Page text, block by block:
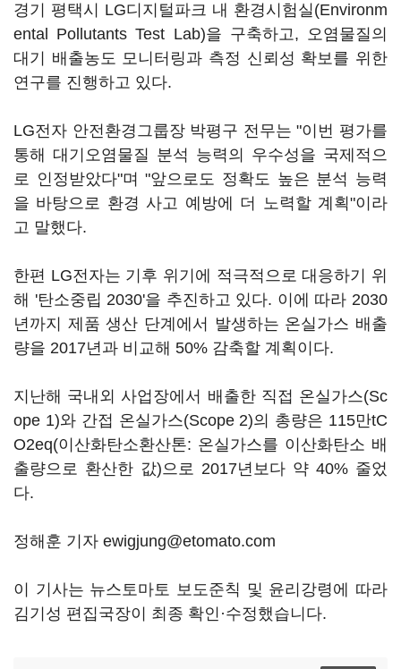
경기 평택시 LG디지털파크 내 환경시험실(Environm
ental Pollutants Test Lab)을 구축하고, 오염물질의
대기 배출농도 모니터링과 측정 신뢰성 확보를 위한
연구를 진행하고 있다.
LG전자 안전환경그룹장 박평구 전무는 "이번 평가를
통해 대기오염물질 분석 능력의 우수성을 국제적으
로 인정받았다"며 "앞으로도 정확도 높은 분석 능력
을 바탕으로 환경 사고 예방에 더 노력할 계획"이라
고 말했다.
한편 LG전자는 기후 위기에 적극적으로 대응하기 위
해 '탄소중립 2030'을 추진하고 있다. 이에 따라 2030
년까지 제품 생산 단계에서 발생하는 온실가스 배출
량을 2017년과 비교해 50% 감축할 계획이다.
지난해 국내외 사업장에서 배출한 직접 온실가스(Sc
ope 1)와 간접 온실가스(Scope 2)의 총량은 115만tC
O2eq(이산화탄소환산톤: 온실가스를 이산화탄소 배
출량으로 환산한 값)으로 2017년보다 약 40% 줄었
다.
정해훈 기자 ewigjung@etomato.com
이 기사는 뉴스토마토 보도준칙 및 윤리강령에 따라
김기성 편집국장이 최종 확인·수정했습니다.